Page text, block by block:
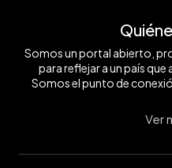
Somos un portal abierto,
para reflejar a un país que
Somos el punto de
Ver